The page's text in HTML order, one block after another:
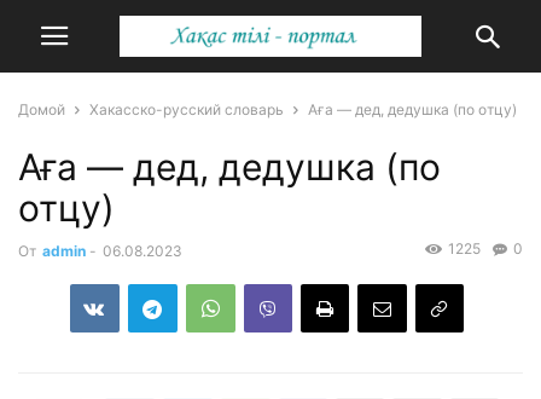
Домой Хакасско-русский словарь Аға — дед, дедушка (по отцу)
Аға — дед, дедушка (по
отцу)
От admin - 06.08.2023 0
1225